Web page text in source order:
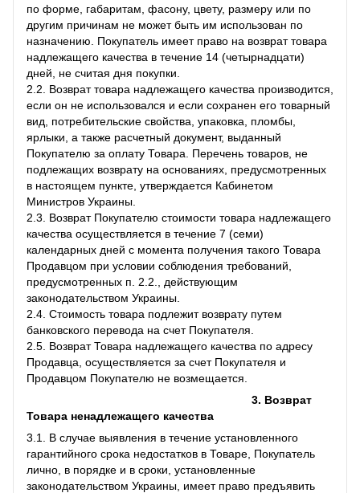
по форме, габаритам, фасону, цвету, размеру или по
другим причинам не может быть им использован по
назначению. Покупатель имеет право на возврат товара
надлежащего качества в течение 14 (четырнадцати)
дней, не считая дня покупки.
2.2. Возврат товара надлежащего качества производится,
если он не использовался и если сохранен его товарный
вид, потребительские свойства, упаковка, пломбы,
ярлыки, а также расчетный документ, выданный
Покупателю за оплату Товара. Перечень товаров, не
подлежащих возврату на основаниях, предусмотренных
в настоящем пункте, утверждается Кабинетом
Министров Украины.
2.3. Возврат Покупателю стоимости товара надлежащего
качества осуществляется в течение 7 (семи)
календарных дней с момента получения такого Товара
Продавцом при условии соблюдения требований,
предусмотренных п. 2.2., действующим
законодательством Украины.
2.4. Стоимость товара подлежит возврату путем
банковского перевода на счет Покупателя.
2.5. Возврат Товара надлежащего качества по адресу
Продавца, осуществляется за счет Покупателя и
Продавцом Покупателю не возмещается.
3. Возврат
Товара ненадлежащего качества
3.1. В случае выявления в течение установленного
гарантийного срока недостатков в Товаре, Покупатель
лично, в порядке и в сроки, установленные
законодательством Украины, имеет право предъявить